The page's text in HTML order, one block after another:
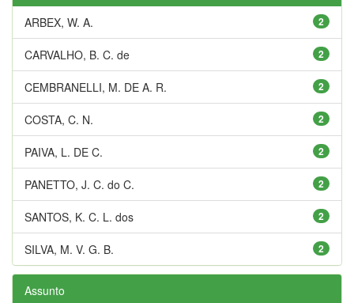
2
ARBEX, W. A.
2
CARVALHO, B. C. de
2
CEMBRANELLI, M. DE A. R.
2
COSTA, C. N.
2
PAIVA, L. DE C.
2
PANETTO, J. C. do C.
2
SANTOS, K. C. L. dos
2
SILVA, M. V. G. B.
Assunto